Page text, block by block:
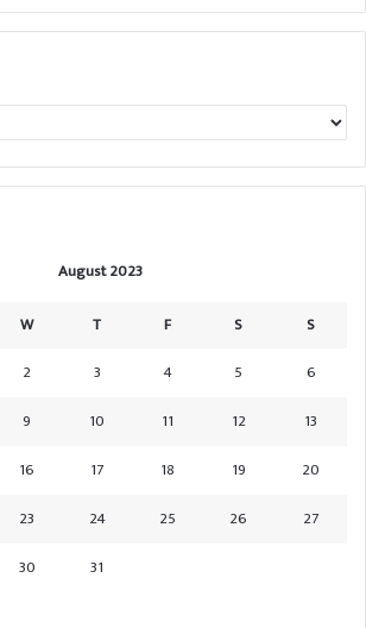
August 2023
W T F S
S
2 3 4 5
6
9 10 11 12
13
16 17 18 19
20
23 24 25 26
27
30 31